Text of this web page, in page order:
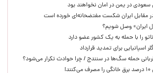
سعودی در یمن در امان نخواهند بود
مقابل ایران شکست مفتضحانه‌ای خورده است
ایران» وصل شویم؟
را با حمله به یک کشور عضو دارد
اسپانیایی برای تمدید قرارداد